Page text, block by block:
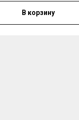
В корзину